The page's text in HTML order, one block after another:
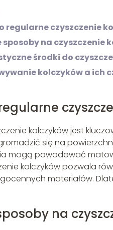
regularne czyszczenie
sposoby na czyszczenie
środki do
kolczyków a ich
kolczyków jest
się na
mogą powodować
kolczyków pozwala
materiałów.
na